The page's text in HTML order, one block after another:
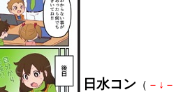
日水コン （ － ↓ －